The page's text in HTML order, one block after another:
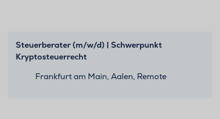
Steuerberater (m/w/d) | Schwerpunkt
Kryptosteuerrecht
Frankfurt am Main, Aalen, Remote